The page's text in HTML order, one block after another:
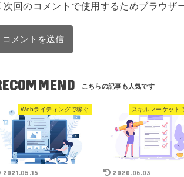
次回のコメントで使用するためブラウザ
Webライティングで稼ぐ
2021.05.15
スキルマーケット
2020.06.03